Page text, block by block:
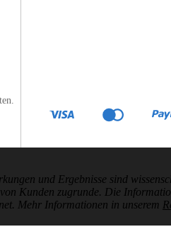
und Ergebnisse sind
Kunden zugrunde. Die
Mehr Informationen in unserem